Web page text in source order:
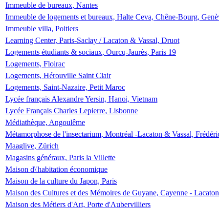
Immeuble de bureaux, Nantes
Immeuble de logements et bureaux, Halte Ceva, Chêne-Bourg,
Immeuble villa, Poitiers
Learning Center, Paris-Saclay / Lacaton & Vassal, Druot
Logements étudiants & sociaux, Ourcq-Jaurès, Paris 19
Logements, Floirac
Logements, Hérouville Saint Clair
Logements, Saint-Nazaire, Petit Maroc
Lycée français Alexandre Yersin, Hanoi, Vietnam
Lycée Français Charles Lepierre, Lisbonne
Médiathèque, Angoulême
Métamorphose de l'insectarium, Montréal -Lacaton & Vassal,
Maaglive, Zürich
Magasins généraux, Paris la Villette
Maison d\'habitation économique
Maison de la culture du Japon, Paris
Maison des Cultures et des Mémoires de Guyane, Cayenne -
Maison des Métiers d'Art, Porte d'Aubervilliers